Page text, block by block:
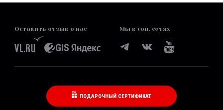
Оставить отзыв о нас Мы в соц. сетях
ПОДАРОЧНЫЙ СЕРТИФИКАТ